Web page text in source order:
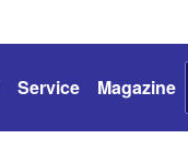
Service Magazine